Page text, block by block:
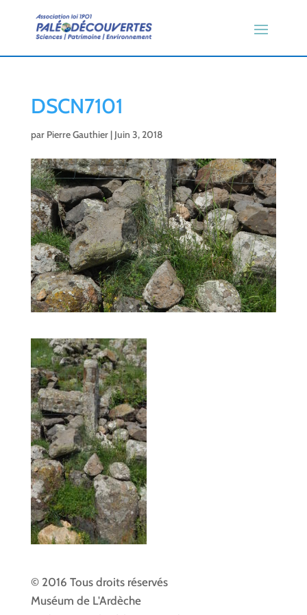
DSCN7101
par Pierre Gauthier| Juin 3, 2018
© 2016 Tous droits réservés
Muséum de L'Ardèche